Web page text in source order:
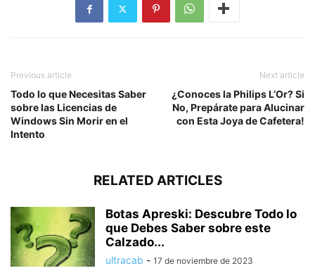
Previous article
Todo lo que Necesitas Saber
sobre las Licencias de
Windows Sin Morir en el
Intento
Next article
¿Conoces la Philips L’Or? Si
No, Prepárate para Alucinar
con Esta Joya de Cafetera!
RELATED ARTICLES
Botas Apreski: Descubre Todo lo
que Debes Saber sobre este
Calzado...
ultracab - 17 de noviembre de 2023